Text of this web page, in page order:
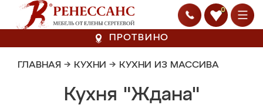
0
ПРОТВИНО
ГЛАВНАЯ → КУХНИ → КУХНИ ИЗ МАССИВА
Кухня "Ждана"